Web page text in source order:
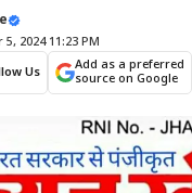
2024 11:23 PM
Us
Add as a preferred
source on Google